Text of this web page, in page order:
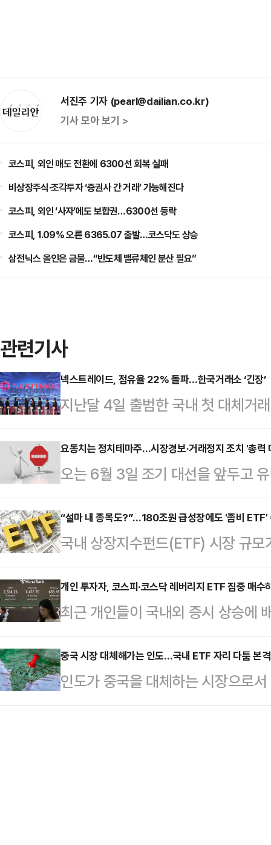
서진주 기자 (pearl@dailian.co.kr)
기사 모아 보기 >
코스피, 외인 매도 전환에 6300선 회복 실패
비상장주식·조각투자 ‘증권사 간 거래’ 가능해진다
코스피, 외인 ‘사자’에도 보합권…6300선 등락
코스피, 1.09% 오른 6365.07 출발…코스닥도 상승
삼전닉스 올인은 금물…“반도체 밸류체인 분산 필요”
관련기사
넥스트레이드, 점유율 22% 돌파…한국거래소 ‘긴장’
지난달 4일 출범한 국내 첫 대체거
확대하고 있다. 한국거래소가 독점
체제로 전환된 가운데 한국거래소
이드에 따르면 전일(14일) 기준 넥
억원으로 집계됐다. 같은날 한국거
넥스트레이드의 점유율이 출범 한
레이드는 3월 4일 출범 이후 거래
들었다는 평가를 받는…
요동치는 정치테마주…시장경보·거래정지 조치 '총력
오는 6월 3일 조기 대선을 앞두고
급등과 급락을 반복하고 있다. 정치
권사들은 시장경보 및 거래정지 조
있다. 16일 한국거래소에 따르면 이
설은 이달에만 712%(3165→2만
거래일 연속 상한가를 기록해 한 차
다시 상한가로 직행했다. 이로 인해
주’들은 하…
“설마 내 종목도?”…180조원 급성장에도 '좀비 ETF'
국내 상장지수펀드(ETF) 시장 규
있다. 하지만 시장의 주목을 받지 못
꾸준히 등장하고 있어 시장 환경을
소에 따르면 올 들어 지난 10일까
된 지 3개월이 지난 점, 지난해 1분
려하면 많은 수준이다.ETF 시장의
아이러니한 상황이다. 최근 5년 동
개인 투자자, 코스피·코스닥 레버리지 ETF 집중 매수
최근 개인들이 국내외 증시 상승에
집중적으로 사들이고 있다. 글로벌
있는 상황에서 이를 저가 매수의 기
는 것이다.8일 한국거래소에 따르
트(0.26%) 오른 2334.23에 거래
중국 시장 대체해가는 인도…국내 ETF 자리 다툼 본
인도가 중국을 대체하는 시장으로
관련 상장지수펀드(ETF) 경쟁도